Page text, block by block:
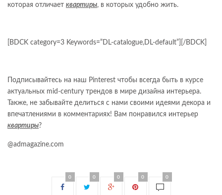
которая отличает квартиры, в которых удобно жить.
[BDCK category=3 Keywords=”DL-catalogue,DL-default”][/BDCK]
Подписывайтесь на наш Pinterest чтобы всегда быть в курсе
актуальных mid-century трендов в мире дизайна интерьера.
Также, не забывайте делиться с нами своими идеями декора и
впечатлениями в комментариях! Вам понравился интерьер
квартиры?
@admagazine.com
0 0 0 0 0